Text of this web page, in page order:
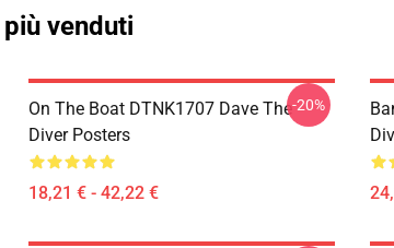
venduti
On The Boat DTNK1707 Dave The
Diver Posters
18,21 € - 42,22 €
-20%